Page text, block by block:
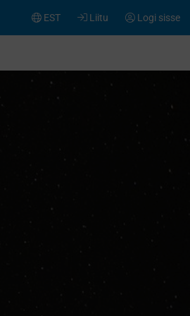
Logi sisse
Liitu
EST